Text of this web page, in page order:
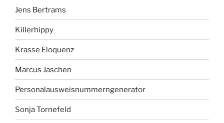
Jens Bertrams
Killerhippy
Krasse Eloquenz
Marcus Jaschen
Personalausweisnummerngenerator
Sonja Tornefeld